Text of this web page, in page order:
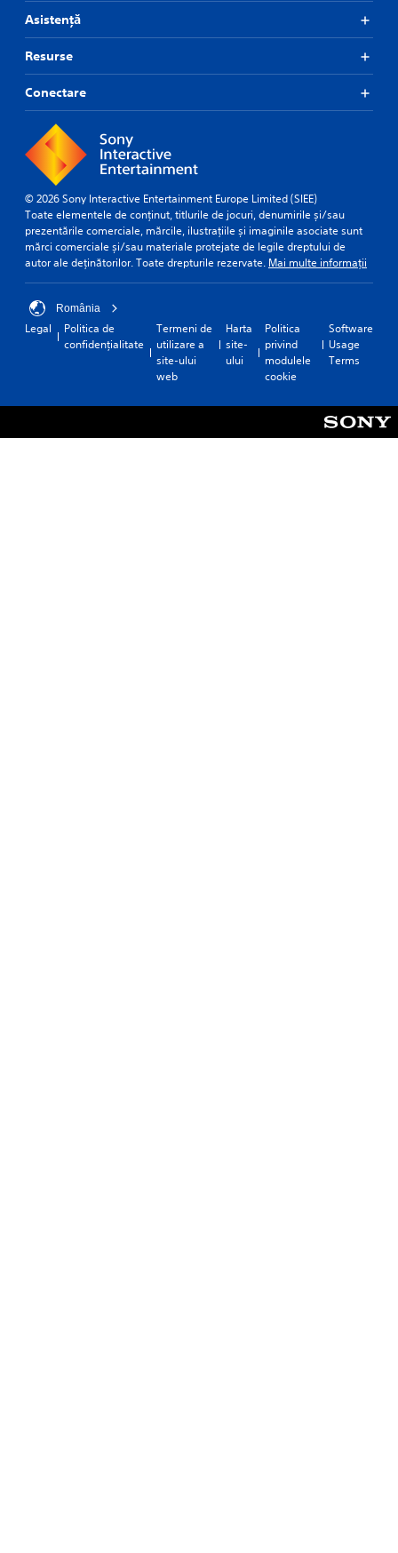
Asistență
Resurse
Conectare
© 2026 Sony Interactive Entertainment Europe Limited (SIEE)
Toate elementele de conținut, titlurile de jocuri, denumirile și/sau
prezentările comerciale, mărcile, ilustrațiile și imaginile asociate sunt
mărci comerciale și/sau materiale protejate de legile dreptului de
autor ale deținătorilor. Toate drepturile rezervate. Mai multe informații
România
Legal
Politica de
confidențialitate
Termeni de
utilizare a
site-ului
web
Harta
site-
ului
Politica
privind
modulele
cookie
Software
Usage
Terms